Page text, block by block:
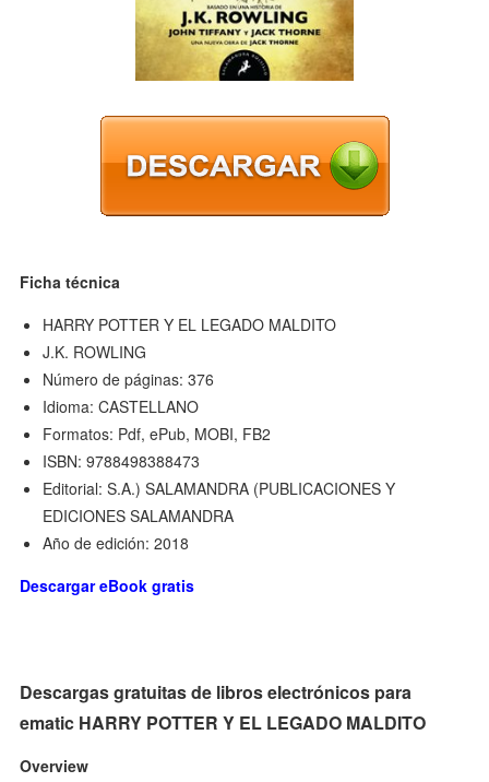
Ficha técnica
HARRY POTTER Y EL LEGADO MALDITO
J.K. ROWLING
Número de páginas: 376
Idioma: CASTELLANO
Formatos: Pdf, ePub, MOBI, FB2
ISBN: 9788498388473
Editorial: S.A.) SALAMANDRA (PUBLICACIONES Y
EDICIONES SALAMANDRA
Año de edición: 2018
Descargar eBook gratis
Descargas gratuitas de libros electrónicos para
ematic HARRY POTTER Y EL LEGADO MALDITO
Overview